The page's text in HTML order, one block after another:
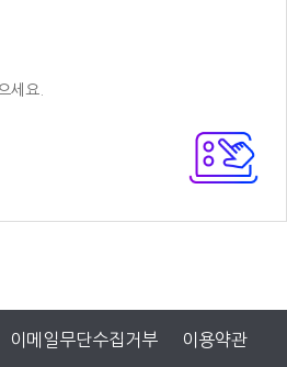
세요.
이메일무단수집거부 이용약관